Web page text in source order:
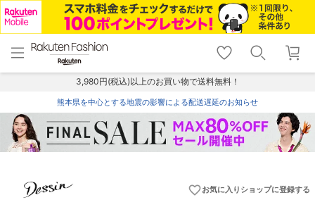
menu home
トップ
shopping_cart lock_outline
ログイン
3,980円(税込)以上のお買い物で送料無料！
熊本県を中心とする地震の影響による配送遅延のお知らせ
favorite_borderお気に入りショップに登録する